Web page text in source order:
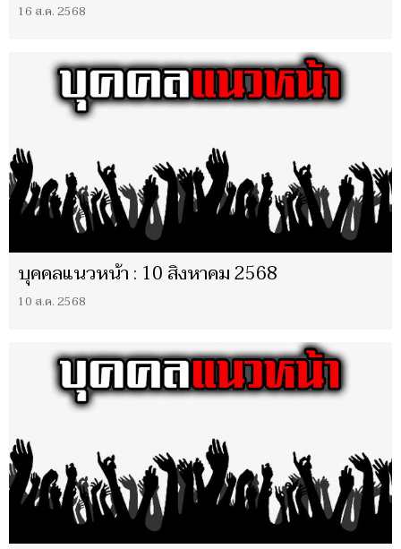
16 ส.ค. 2568
บุคคลแนวหน้า : 10 สิงหาคม 2568
10 ส.ค. 2568